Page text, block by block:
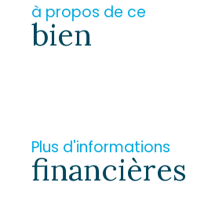
à propos de ce
bien
Plus d'informations
financières